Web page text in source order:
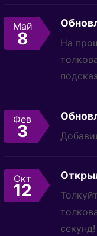
Май
8
На
Фев
3
Окт
12
секунд!